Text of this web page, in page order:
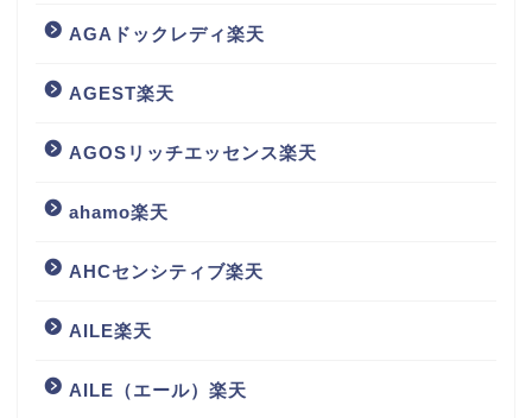
AGAドックレディ楽天
AGEST楽天
AGOSリッチエッセンス楽天
ahamo楽天
AHCセンシティブ楽天
AILE楽天
AILE（エール）楽天